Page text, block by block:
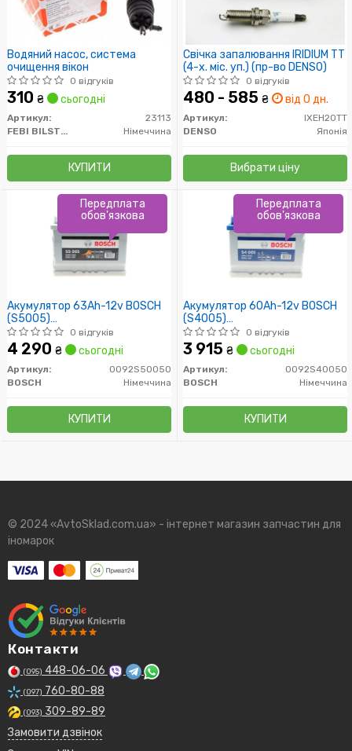
Водяний насос, система
очищення вікон
0 відгуків
310 ₴ сьогодні
Артикул:
23113
FEBI BILSTEIN
Німеччина
КУПИТИ
Свічка запалювання IRIDIUM TT
(4-х. міс. уп.) (пр-во DENSO)
0 відгуків
480 - 585 ₴ від 0 дн.
Артикул:
IXEH20TT
DENSO
Японія
Вибрати ціну
Акумулятор 63Ah-12v BOSCH
(S5005)
(242x175x190),R,EN610
0 відгуків
4 290 ₴ сьогодні
Артикул:
0092S50050
BOSCH
Німеччина
КУПИТИ
Передплата
обов'язкова
Акумулятор 60Ah-12v BOSCH
(S4005)
(242x175x190),R,EN540
0 відгуків
3 915 ₴ сьогодні
Артикул:
0092S40050
BOSCH
Німеччина
КУПИТИ
Передплата
обов'язкова
© 2024 «AvtoSklad.com.ua» - інтернет магазин запчастин для
іномарок
Контакти
(095) 448-06-06
(097) 760-80-88
(093) 309-89-89
Замовити дзвінок